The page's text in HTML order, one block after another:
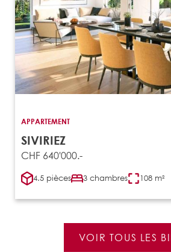
APPARTEMENT
SIVIRIEZ
CHF 640'000.-
4.5 pièces 3 chambres 108 m²
VOIR TOUS LES